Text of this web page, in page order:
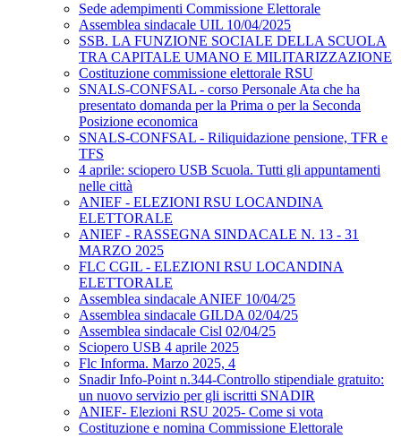
Sede adempimenti Commissione Elettorale
Assemblea sindacale UIL 10/04/2025
SSB. LA FUNZIONE SOCIALE DELLA SCUOLA
TRA CAPITALE UMANO E MILITARIZZAZIONE
Costituzione commissione elettorale RSU
SNALS-CONFSAL - corso Personale Ata che ha
presentato domanda per la Prima o per la Seconda
Posizione economica
SNALS-CONFSAL - Riliquidazione pensione, TFR e
TFS
4 aprile: sciopero USB Scuola. Tutti gli appuntamenti
nelle città
ANIEF - ELEZIONI RSU LOCANDINA
ELETTORALE
ANIEF - RASSEGNA SINDACALE N. 13 - 31
MARZO 2025
FLC CGIL - ELEZIONI RSU LOCANDINA
ELETTORALE
Assemblea sindacale ANIEF 10/04/25
Assemblea sindacale GILDA 02/04/25
Assemblea sindacale Cisl 02/04/25
Sciopero USB 4 aprile 2025
Flc Informa. Marzo 2025, 4
Snadir Info-Point n.344-Controllo stipendiale gratuito:
un nuovo servizio per gli iscritti SNADIR
ANIEF- Elezioni RSU 2025- Come si vota
Costituzione e nomina Commissione Elettorale